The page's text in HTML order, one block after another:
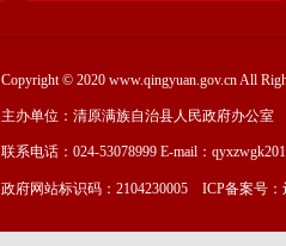
Copyright © 2020 www.qingyuan.gov.cn All
主办单位：清原满族自治县人民政府办公室
联系电话：024-53078999 E-mail：
政府网站标识码：2104230005 ICP备案号：